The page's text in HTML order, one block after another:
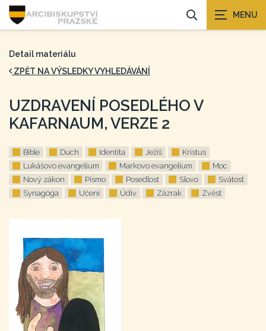
Detail materiálu
ZPĚT NA VÝSLEDKY VYHLEDÁVÁNÍ
UZDRAVENÍ POSEDLÉHO V
KAFARNAUM, VERZE 2
Bible Duch Identita Ježíš
Kristus
Lukášovo evangelium
Markovo evangelium
Moc
Nový zákon
Písmo Posedlost Slovo
Svátost
Synagóga
Učení Údiv Zázrak Zvěst